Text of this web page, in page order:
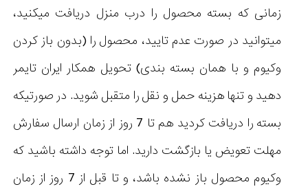
زمانی که بسته محصول را درب منزل دریافت میکنید،
میتوانید در صورت عدم تایید، محصول را (بدون باز کردن
وکیوم و با همان بسته بندی) تحویل همکار ایران تایمر
دهید و تنها هزینه حمل و نقل را متقبل شوید. در صورتیکه
بسته را دریافت کردید هم تا 7 روز از زمان ارسال سفارش
مهلت تعویض یا بازگشت دارید. اما توجه داشته باشید که
وکیوم محصول باز نشده باشد، و تا قبل از 7 روز از زمان